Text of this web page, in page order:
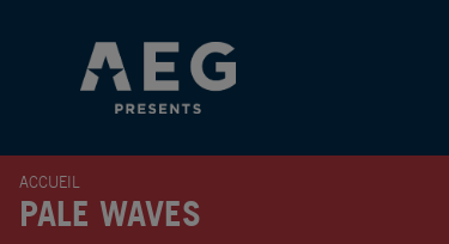
ACCUEIL
PALE WAVES